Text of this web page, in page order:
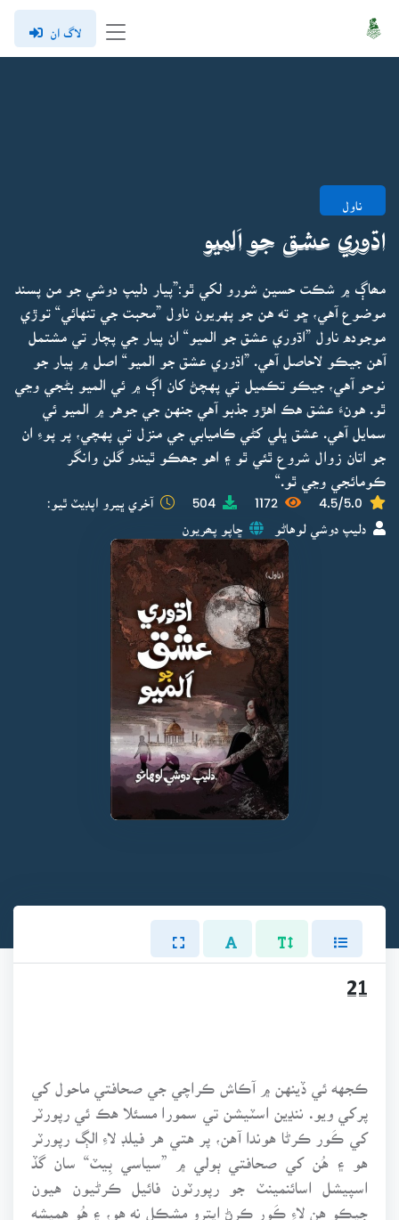
لاگ ان
ناول
اڌوري عشق جو اَلميو
مھاڳ ۾ شڪت حسين شورو لکي ٿو:”پيار دليپ دوشي جو من پسند
موضوع آهي، ڇو ته هن جو پهريون ناول ”محبت جي تنهائي“ توڙي
موجوده ناول ”اڌوري عشق جو الميو“ ان پيار جي پچار تي مشتمل
آهن جيڪو لاحاصل آهي. ”اڌوري عشق جو الميو“ اصل ۾ پيار جو
نوحو آهي، جيڪو تڪميل تي پهچڻ کان اڳ ۾ ئي الميو بڻجي وڃي
ٿو. هونءَ عشق هڪ اهڙو جذبو آهي جنهن جي جوهر ۾ الميو ئي
سمايل آهي. عشق ڀلي کڻي ڪاميابي جي منزل تي پهچي، پر پوءِ ان
جو اتان زوال شروع ٿئي ٿو ۽ اهو جھڪو ٿيندو گلن وانگر
ڪومائجي وڃي ٿو.“
4.5/5.0
1172
504 آخري ڀيرو اپڊيٽ ٿيو:
دليپ دوشي لوهاڻو ڇاپو پھريون
21
ڪجهه ئي ڏينهن ۾ آڪاش ڪراچي جي صحافتي ماحول کي
پرکي ويو. ننڍين اسٽيشن تي سمورا مسئلا هڪ ئي رپورٽر
کي ڪَور ڪرڻا هوندا آهن، پر هتي هر فيلڊ لاءِ الڳ رپورٽر
هو ۽ هُن کي صحافتي ٻولي ۾ ”سياسي بِيٽ“ سان گڏ
اسپيشل اسائنمينٽ جو رپورٽون فائيل ڪرڻيون هيون
جيڪو هن لاءِ ڪَور ڪرڻ ايترو مشڪل نه هو، ۽ هُو هميشه